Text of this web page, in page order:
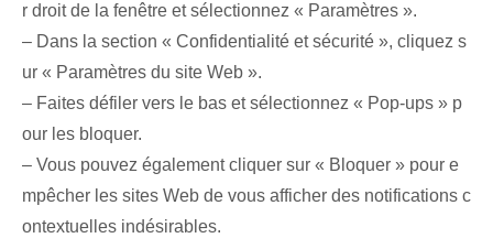
r droit de la fenêtre et sélectionnez « Paramètres ».
– Dans la section « Confidentialité et sécurité », cliquez s
ur « Paramètres du site Web ».
– ‌Faites défiler vers le bas et sélectionnez « Pop-ups » p
our les bloquer.
– Vous pouvez également cliquer sur « Bloquer » pour e
mpêcher les sites Web de vous afficher des notifications c
ontextuelles indésirables.